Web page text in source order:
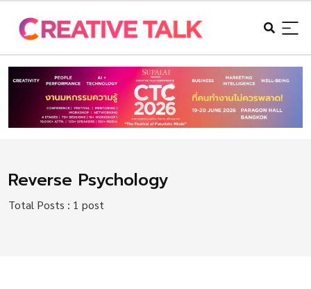
Reverse Psychology
Total Posts : 1 post